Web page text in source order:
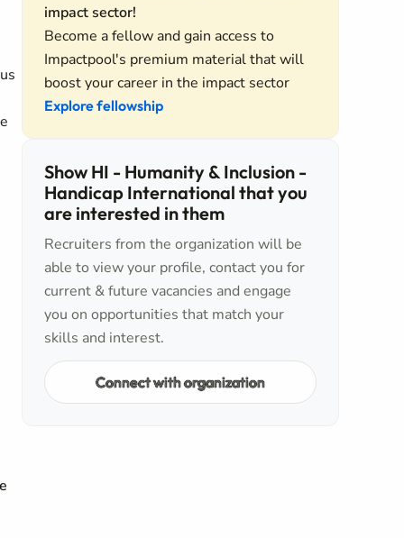
impact sector!
Become a fellow and gain access to
Impactpool's premium material that will
boost your career in the impact sector
Explore fellowship
Show HI - Humanity & Inclusion -
Handicap International that you
are interested in them
Recruiters from the organization will be
able to view your profile, contact you for
current & future vacancies and engage
you on opportunities that match your
skills and interest.
Connect with organization